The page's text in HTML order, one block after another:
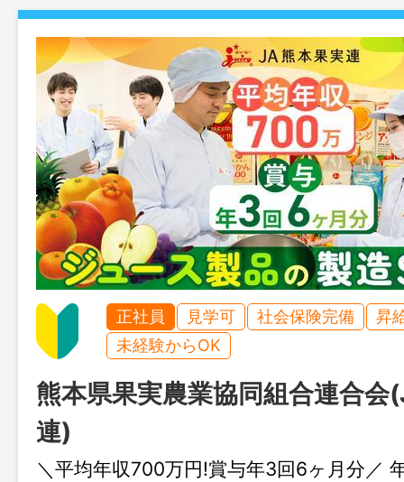
正社員 見学可 社会保険完備
昇
未経験からOK
熊本県果実農業協同組合連合会
連)
＼平均年収700万円!賞与年3回6ヶ月分／